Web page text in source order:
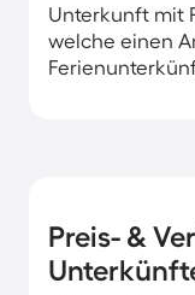
Unterkunft mit
welche einen
Preis- &